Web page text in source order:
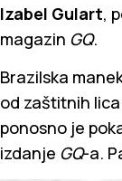
Izabel Gulart,
magazin GQ.
Brazilska
od zaštitnih
ponosno je
izdanje GQ-a.